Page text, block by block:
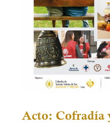
Acto: Cofradía